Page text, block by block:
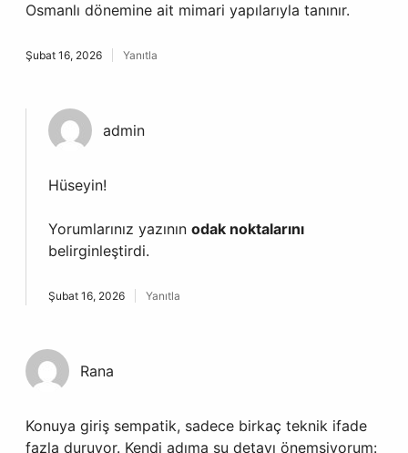
Osmanlı dönemine ait mimari yapılarıyla tanınır.
Şubat 16, 2026 Yanıtla
admin
Hüseyin!
Yorumlarınız yazının odak noktalarını
belirginleştirdi.
Şubat 16, 2026 Yanıtla
Rana
Konuya giriş sempatik, sadece birkaç teknik ifade
fazla duruyor. Kendi adıma şu detayı önemsiyorum: